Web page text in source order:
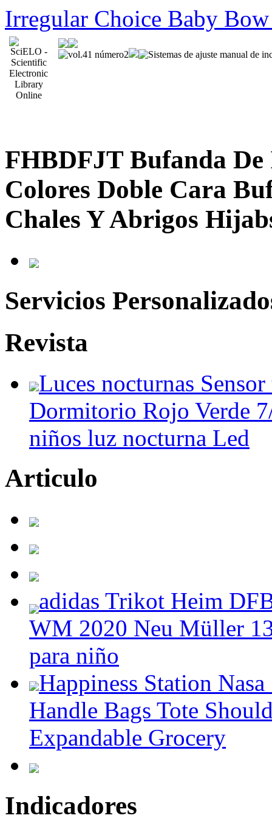
Irregular Choice Baby
FHBDFJT Bufanda
Colores Doble Cara
Chales Y Abrigos
Servicios
Revista
Luces nocturnas
Dormitorio Rojo Verde
niños luz nocturna Led
Articulo
adidas Trikot Heim
WM 2020 Neu Müller
para niño
Happiness Station
Handle Bags Tote
Expandable Grocery
Indicadores